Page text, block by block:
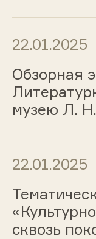
22.01.2025
Обзорная
музею Л.
22.01.2025
сквозь